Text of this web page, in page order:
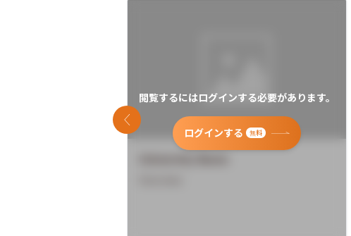
閲覧するにはログインする必要があります。
ログインする 無料
前のスライド